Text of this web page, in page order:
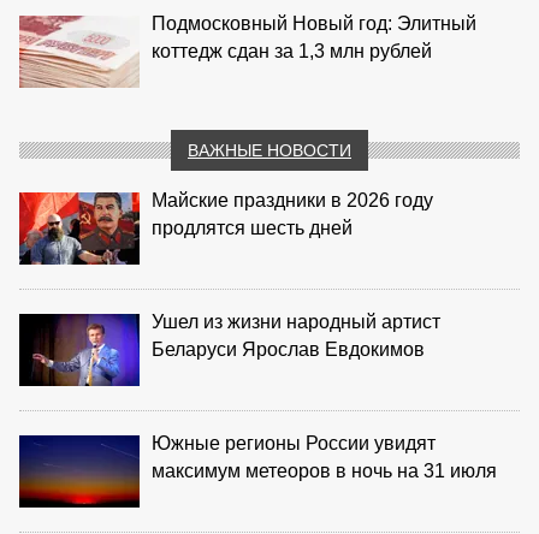
Подмосковный Новый год: Элитный
коттедж сдан за 1,3 млн рублей
ВАЖНЫЕ НОВОСТИ
Майские праздники в 2026 году
продлятся шесть дней
Ушел из жизни народный артист
Беларуси Ярослав Евдокимов
Южные регионы России увидят
максимум метеоров в ночь на 31 июля